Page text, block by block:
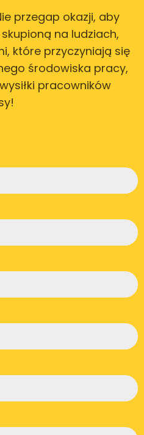
przegap okazji, aby
na ludziach,
które przyczyniają się
środowiska pracy,
pracowników